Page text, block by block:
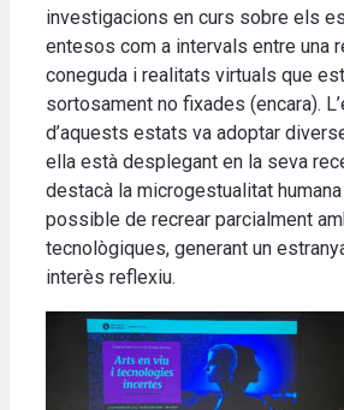
investigacions en curs sobre els
entesos com a intervals entre una
coneguda i realitats virtuals que
sortosament no fixades (encara).
d’aquests estats va adoptar
ella està desplegant en la seva
destacà la microgestualitat
possible de recrear parcialment
tecnològiques, generant un
interès reflexiu.